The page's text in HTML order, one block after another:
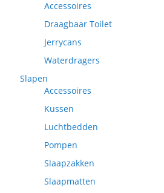
Accessoires
Draagbaar Toilet
Jerrycans
Waterdragers
Slapen
Accessoires
Kussen
Luchtbedden
Pompen
Slaapzakken
Slaapmatten